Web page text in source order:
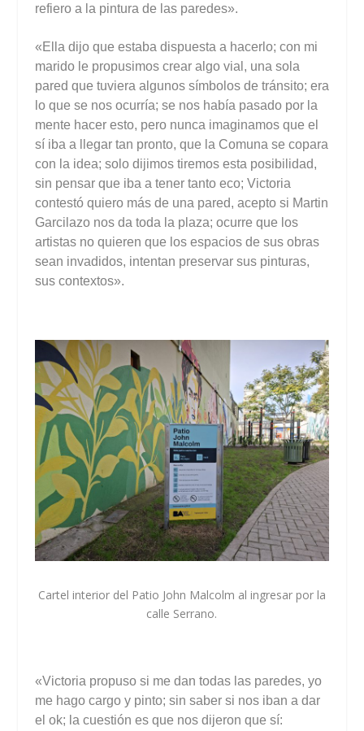
refiero a la pintura de las paredes».
«Ella dijo que estaba dispuesta a hacerlo; con mi
marido le propusimos crear algo vial, una sola
pared que tuviera algunos símbolos de tránsito; era
lo que se nos ocurría; se nos había pasado por la
mente hacer esto, pero nunca imaginamos que el
sí iba a llegar tan pronto, que la Comuna se copara
con la idea; solo dijimos tiremos esta posibilidad,
sin pensar que iba a tener tanto eco; Victoria
contestó quiero más de una pared, acepto si Martin
Garcilazo nos da toda la plaza; ocurre que los
artistas no quieren que los espacios de sus obras
sean invadidos, intentan preservar sus pinturas,
sus contextos».
Cartel interior del Patio John Malcolm al ingresar por la
calle Serrano.
«Victoria propuso si me dan todas las paredes, yo
me hago cargo y pinto; sin saber si nos iban a dar
el ok; la cuestión es que nos dijeron que sí: